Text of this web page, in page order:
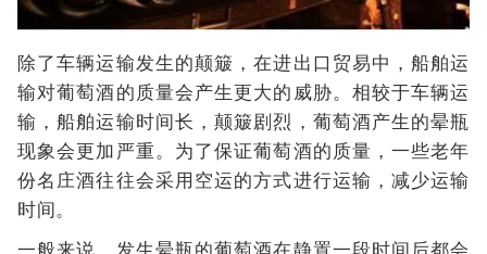
除了车辆运输发生的颠簸，在进出口贸易中，船舶运
输对葡萄酒的质量会产生更大的威胁。相较于车辆运
输，船舶运输时间长，颠簸剧烈，葡萄酒产生的晕瓶
现象会更加严重。为了保证葡萄酒的质量，一些老年
份名庄酒往往会采用空运的方式进行运输，减少运输
时间。
一般来说，发生晕瓶的葡萄酒在静置一段时间后都会